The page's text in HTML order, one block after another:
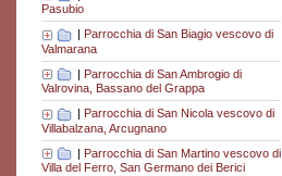
Pasubio
| Parrocchia di San Biagio vescovo di
Valmarana
| Parrocchia di San Ambrogio di
Valrovina, Bassano del Grappa
| Parrocchia di San Nicola vescovo di
Villabalzana, Arcugnano
| Parrocchia di San Martino vescovo di
Villa del Ferro, San Germano dei Berici